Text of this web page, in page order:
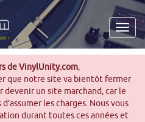
de VinylUnity.com,
que notre site va bientôt fermer
devenir un site marchand, car le
les charges. Nous vous
durant toutes ces années et